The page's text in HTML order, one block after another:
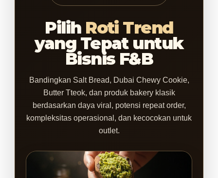
Pilih Roti Trend
yang Tepat untuk
Bisnis F&B
Bandingkan Salt Bread, Dubai Chewy Cookie,
Butter Tteok, dan produk bakery klasik
berdasarkan daya viral, potensi repeat order,
kompleksitas operasional, dan kecocokan untuk
outlet.